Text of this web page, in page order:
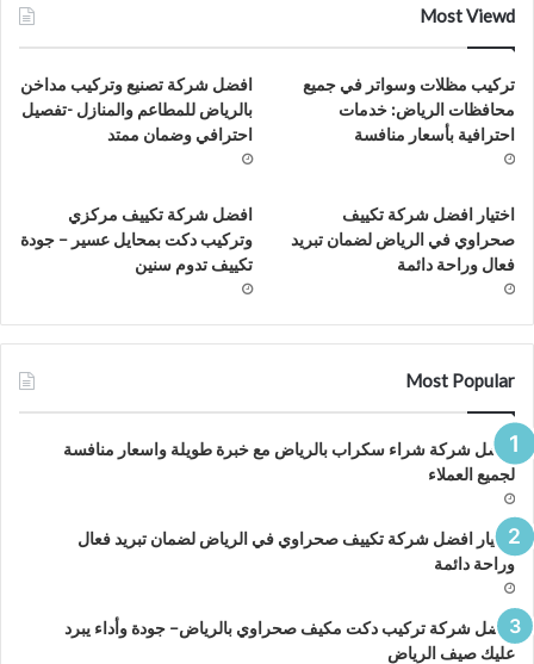
Most Viewd
تركيب مظلات وسواتر في جميع
محافظات الرياض: خدمات
احترافية بأسعار منافسة
افضل شركة تصنيع وتركيب مداخن
بالرياض للمطاعم والمنازل -تفصيل
احترافي وضمان ممتد
اختيار افضل شركة تكييف
صحراوي في الرياض لضمان تبريد
فعال وراحة دائمة
افضل شركة تكييف مركزي
وتركيب دكت بمحايل عسير – جودة
تكييف تدوم سنين
Most Popular
افضل شركة شراء سكراب بالرياض مع خبرة طويلة واسعار منافسة
لجميع العملاء
اختيار افضل شركة تكييف صحراوي في الرياض لضمان تبريد فعال
وراحة دائمة
افضل شركة تركيب دكت مكيف صحراوي بالرياض– جودة وأداء يبرد
عليك صيف الرياض